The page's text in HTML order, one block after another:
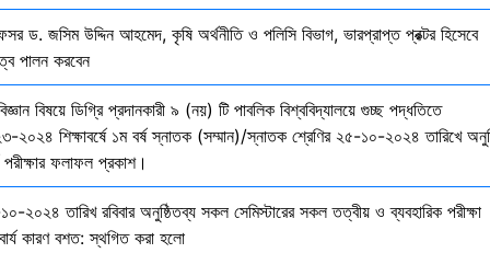
ড. জসিম উদ্দিন আহমেদ, কৃষি অর্থনীতি ও পলিসি বিভাগ, ভারপ্রাপ্ত প্রক্টর হিসেবে
পালন করবেন
বিষয়ে ডিগ্রি প্রদানকারী ৯ (নয়) টি পাবলিক বিশ্ববিদ্যালয়ে গুচ্ছ পদ্ধতিতে
২০২৪ শিক্ষাবর্ষে ১ম বর্ষ স্নাতক (সম্মান)/স্নাতক শ্রেণির ২৫-১০-২০২৪ তারিখে
পরীক্ষার ফলাফল প্রকাশ।
২০২৪ তারিখ রবিবার অনুষ্ঠিতব্য সকল সেমিস্টারের সকল তত্বীয় ও ব্যবহারিক পরীক্ষা
কারণ বশত: স্থগিত করা হলো